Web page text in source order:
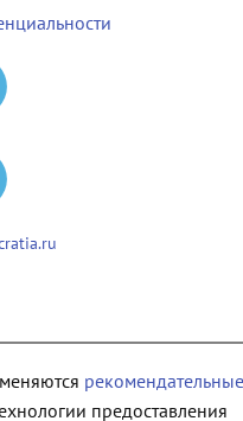
рекомендательные
предоставления